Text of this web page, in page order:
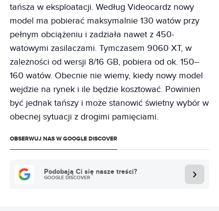
tańsza w eksploatacji. Według Videocardz nowy
model ma pobierać maksymalnie 130 watów przy
pełnym obciążeniu i zadziała nawet z 450-
watowymi zasilaczami. Tymczasem 9060 XT, w
zależności od wersji 8/16 GB, pobiera od ok. 150–
160 watów. Obecnie nie wiemy, kiedy nowy model
wejdzie na rynek i ile będzie kosztować. Powinien
być jednak tańszy i może stanowić świetny wybór w
obecnej sytuacji z drogimi pamięciami.
OBSERWUJ NAS W GOOGLE DISCOVER
Podobają Ci się nasze treści?
GOOGLE DISCOVER